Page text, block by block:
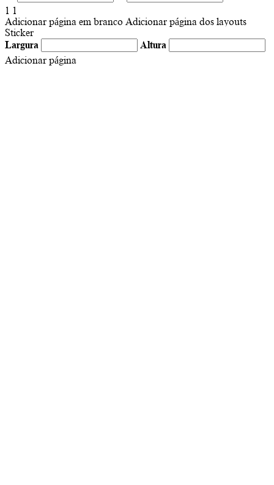
1 1
Adicionar página em branco Adicionar página dos layouts
Sticker
Largura
Altura
Adicionar página